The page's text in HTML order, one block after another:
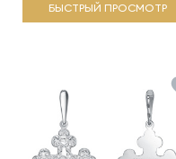
БЫСТРЫЙ ПРОСМОТР